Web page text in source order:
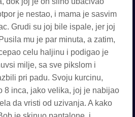
je nestao, i mama je sasvim
Grudi su joj bile ispale, jer joj
mu je par minuta, a zatim,
celu haljinu i podigao je
milje, sa sve pikslom i
pri padu. Svoju kurcinu,
8 inca, jako velika, joj je nabijao
da vristi od uzivanja. A kako